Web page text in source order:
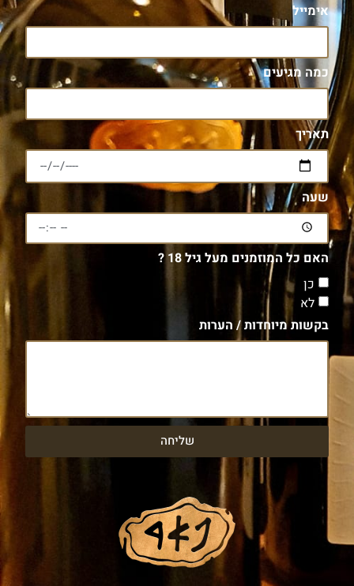
אימייל
כמה מגיעים
תאריך
שעה
האם כל המוזמנים מעל גיל 18 ?
כן
לא
בקשות מיוחדות / הערות
שליחה